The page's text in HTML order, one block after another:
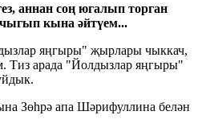
аннан соң югалып торган
кына әйтүем...
яңгыры" җырлары чыккач,
Тиз арада "Йолдызлар яңгыры"
Зөһрә апа Шәрифуллина белән